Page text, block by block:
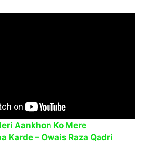
Aankhon Ko Mere
Karde – Owais Raza Qadri